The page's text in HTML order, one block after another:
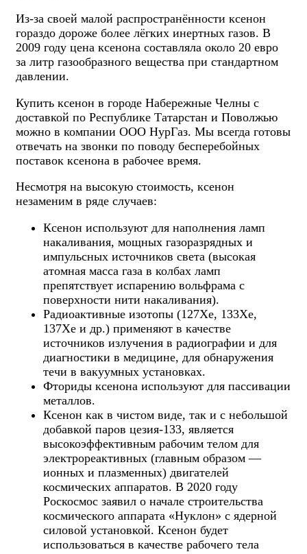
Из-за своей малой распространённости ксенон
гораздо дороже более лёгких инертных газов. В
2009 году цена ксенона составляла около 20 евро
за литр газообразного вещества при стандартном
давлении.
Купить ксенон в городе Набережные Челны с
доставкой по Республике Татарстан и Поволжью
можно в компании ООО НурГаз. Мы всегда готовы
отвечать на звонки по поводу бесперебойных
поставок ксенона в рабочее время.
Несмотря на высокую стоимость, ксенон
незаменим в ряде случаев:
Ксенон используют для наполнения ламп
накаливания, мощных газоразрядных и
импульсных источников света (высокая
атомная масса газа в колбах ламп
препятствует испарению вольфрама с
поверхности нити накаливания).
Радиоактивные изотопы (127Xe, 133Xe,
137Xe и др.) применяют в качестве
источников излучения в радиографии и для
диагностики в медицине, для обнаружения
течи в вакуумных установках.
Фториды ксенона используют для пассивации
металлов.
Ксенон как в чистом виде, так и с небольшой
добавкой паров цезия-133, является
высокоэффективным рабочим телом для
электрореактивных (главным образом —
ионных и плазменных) двигателей
космических аппаратов. В 2020 году
Роскосмос заявил о начале строительства
космического аппарата «Нуклон» с ядерной
силовой установкой. Ксенон будет
использоваться в качестве рабочего тела